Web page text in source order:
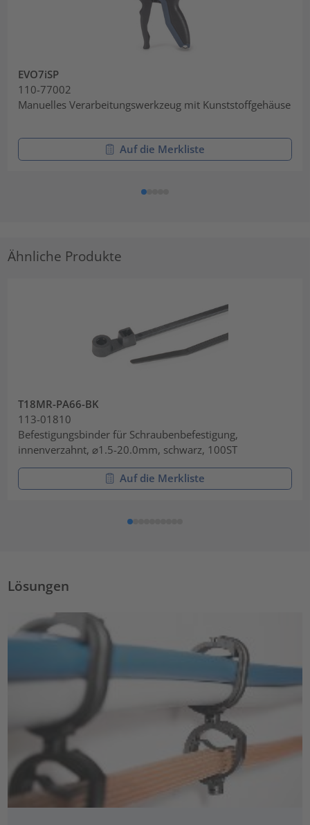
EVO7iSP
110-77002
Manuelles Verarbeitungswerkzeug mit Kunststoffgehäuse
Auf die Merkliste
Ähnliche Produkte
T18MR-PA66-BK
113-01810
Befestigungsbinder für Schraubenbefestigung,
innenverzahnt, ⌀1.5-20.0mm, schwarz, 100ST
Auf die Merkliste
Lösungen